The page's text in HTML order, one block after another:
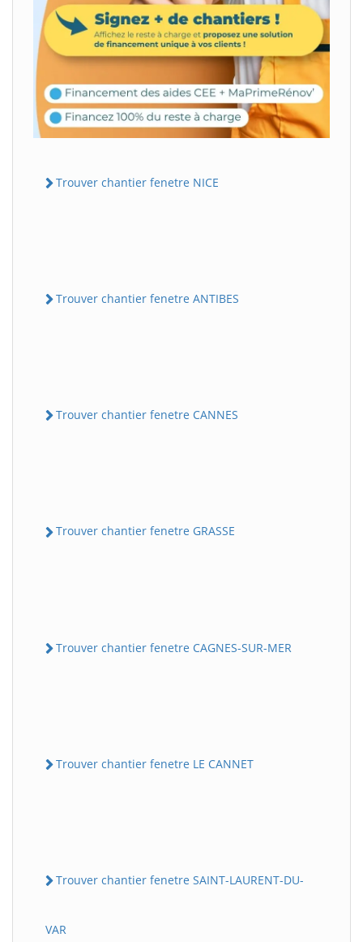
Trouver chantier fenetre NICE
Trouver chantier fenetre ANTIBES
Trouver chantier fenetre CANNES
Trouver chantier fenetre GRASSE
Trouver chantier fenetre CAGNES-SUR-MER
Trouver chantier fenetre LE CANNET
Trouver chantier fenetre SAINT-LAURENT-DU-
VAR